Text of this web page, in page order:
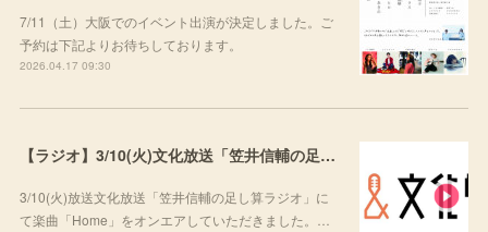
7/11（土）大阪でのイベント出演が決定しました。ご
予約は下記よりお待ちしております。
2026.04.17 09:30
【ラジオ】3/10(火)文化放送「笠井信輔の足し算ラジオ」にて楽曲をご紹介いただきました
3/10(火)放送文化放送「笠井信輔の足し算ラジオ」に
て楽曲「Home」をオンエアしていただきました。…